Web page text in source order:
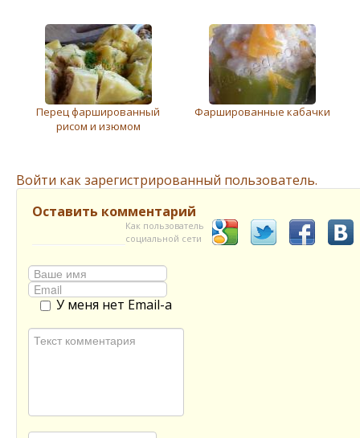
Перец фаршированный
рисом и изюмом
Фаршированные кабачки
Войти как зарегистрированный пользователь.
Оставить комментарий
Как пользователь
социальной сети
У меня нет Email-а